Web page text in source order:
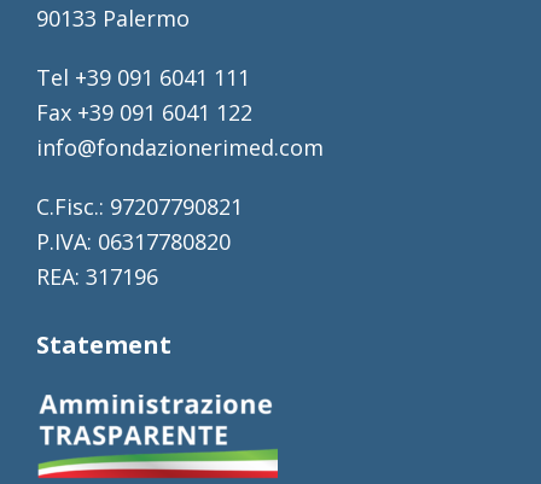
90133 Palermo
Tel +39 091 6041 111
Fax +39 091 6041 122
info@fondazionerimed.com
C.Fisc.: 97207790821
P.IVA: 06317780820
REA: 317196
Statement